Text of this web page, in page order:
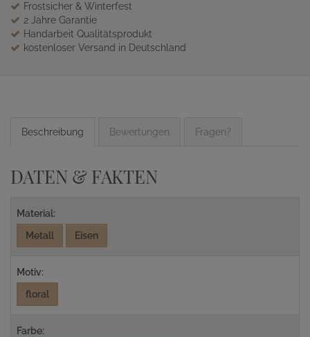
Frostsicher & Winterfest
2 Jahre Garantie
Handarbeit Qualitätsprodukt
kostenloser Versand in Deutschland
Beschreibung Bewertungen Fragen?
DATEN & FAKTEN
Material:
Metall
Eisen
Motiv:
floral
Farbe: